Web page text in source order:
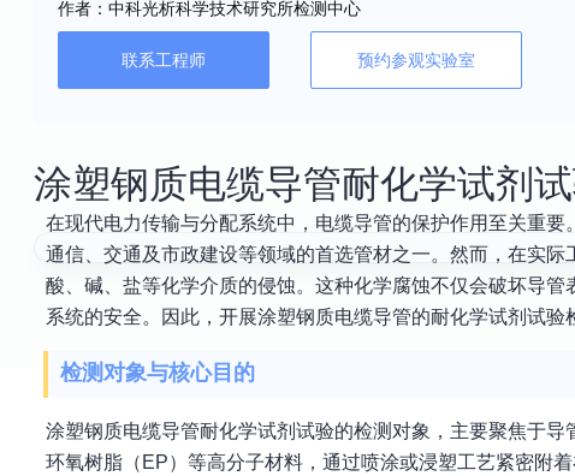
作者：中科光析科学技术研究所检测中心
联系工程师 预约参观实验室
涂塑钢质电缆导管耐化学试剂
在现代电力传输与分配系统中，电缆导管的保护作用至关重
通信、交通及市政建设等领域的首选管材之一。然而，在实
酸、碱、盐等化学介质的侵蚀。这种化学腐蚀不仅会破坏导
系统的安全。因此，开展涂塑钢质电缆导管的耐化学试剂试验
检测对象与核心目的
涂塑钢质电缆导管耐化学试剂试验的检测对象，主要聚焦于
环氧树脂（EP）等高分子材料，通过喷涂或浸塑工艺紧密附